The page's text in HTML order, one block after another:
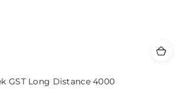
GST Long Distance 4000